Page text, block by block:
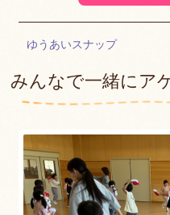
ゆうあいスナップ
みんなで一緒にア